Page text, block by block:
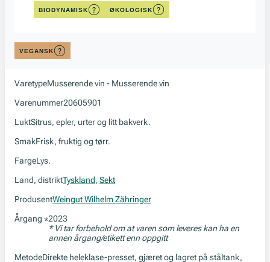
BIODYNAMISK ØKOLOGISK
VEGANSK
VaretypeMusserende vin - Musserende vin
Varenummer20605901
LuktSitrus, epler, urter og litt bakverk.
SmakFrisk, fruktig og tørr.
FargeLys.
Land, distriktTyskland, Sekt
ProdusentWeingut Wilhelm Zähringer
Årgang *2023
* Vi tar forbehold om at varen som leveres kan ha en
annen årgang/etikett enn oppgitt
MetodeDirekte heleklase-presset, gjæret og lagret på ståltank,